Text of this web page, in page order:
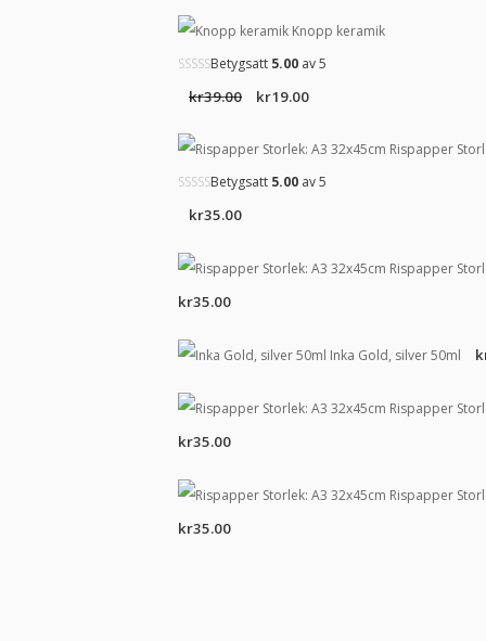
Knopp keramik
Betygsatt 5.00 av 5
kr39.00
Det
priset
var:
kr19.00Det
priset
är:
Rispapper
Betygsatt 5.00 av 5
kr35.00
Rispapper
kr35.00
Inka Gold, silver 50ml
Rispapper
kr35.00
Rispapper
kr35.00